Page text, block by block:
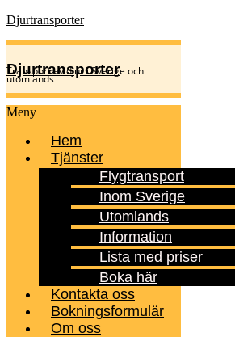
Djurtransporter
Djurtransporter
Transport av djur i Sverige och
utomlands
Meny
Hem
Tjänster
Flygtransport
Inom Sverige
Utomlands
Information
Lista med priser
Boka här
Kontakta oss
Bokningsformulär
Om oss